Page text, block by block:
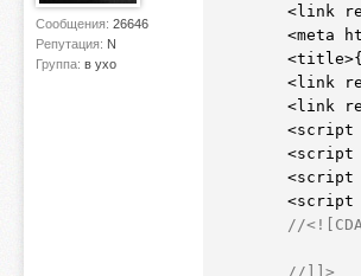
Сообщения: 26646
Репутация: N
Группа: в ухо
<link
<meta
	<title>{
<link
<link
//
//]]>